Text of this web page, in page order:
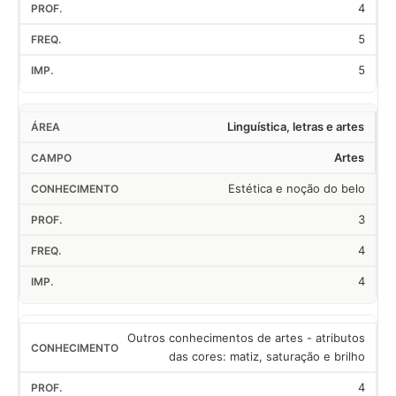
4
5
5
Linguística, letras e artes
Artes
Estética e noção do belo
3
4
4
Outros conhecimentos de artes - atributos
das cores: matiz, saturação e brilho
4